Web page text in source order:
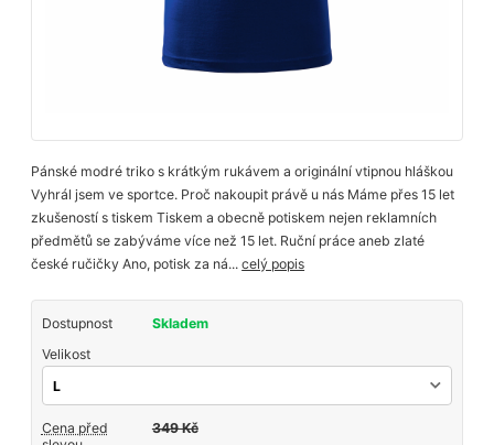
Pánské modré triko s krátkým rukávem a originální vtipnou hláškou
Vyhrál jsem ve sportce. Proč nakoupit právě u nás Máme přes 15 let
zkušeností s tiskem Tiskem a obecně potiskem nejen reklamních
předmětů se zabýváme více než 15 let. Ruční práce aneb zlaté
české ručičky Ano, potisk za ná...celý popis
Dostupnost
Skladem
Velikost
Cena před
349 Kč